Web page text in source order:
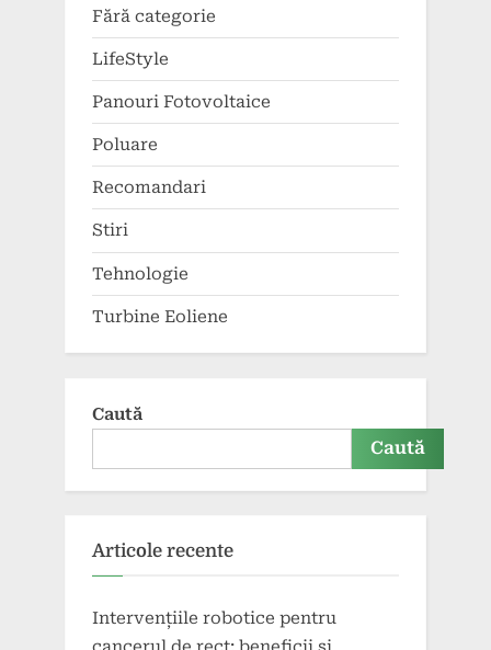
Fără categorie
LifeStyle
Panouri Fotovoltaice
Poluare
Recomandari
Stiri
Tehnologie
Turbine Eoliene
Caută
Caută
Articole recente
Intervențiile robotice pentru